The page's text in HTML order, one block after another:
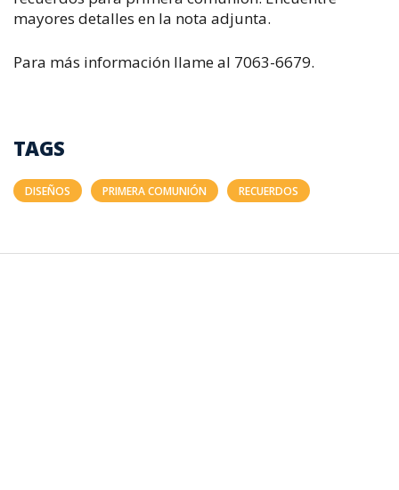
mayores detalles en la nota adjunta.
Para más información llame al 7063-6679.
TAGS
DISEÑOS PRIMERA COMUNIÓN RECUERDOS